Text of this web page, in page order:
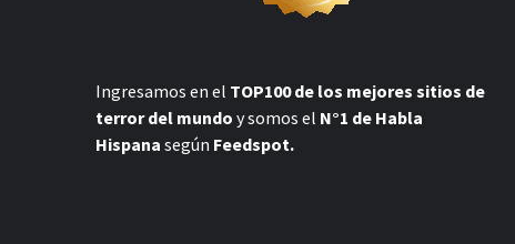
Ingresamos en el TOP100 de los mejores sitios de
terror del mundo y somos el N°1 de Habla
Hispana según Feedspot.